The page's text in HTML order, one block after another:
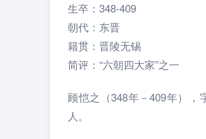
生卒：348-409
朝代：东晋
籍贯：晋陵无锡
简评：“六朝四大家”之一
顾恺之（348年－409年）
人。